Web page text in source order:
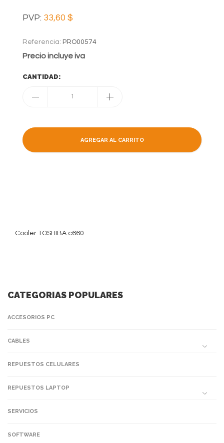
PVP: 33,60 $
Referencia: PRO00574
Precio incluye iva
CANTIDAD:
1
AGREGAR AL CARRITO
Cooler TOSHIBA c660
CATEGORIAS POPULARES
ACCESORIOS PC
CABLES
REPUESTOS CELULARES
REPUESTOS LAPTOP
SERVICIOS
SOFTWARE